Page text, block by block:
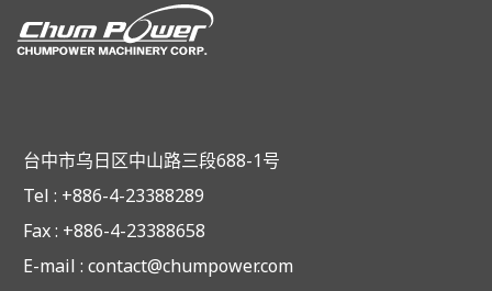
台中市乌日区中山路三段688-1号
Tel : +886-4-23388289
Fax : +886-4-23388658
E-mail : contact@chumpower.com